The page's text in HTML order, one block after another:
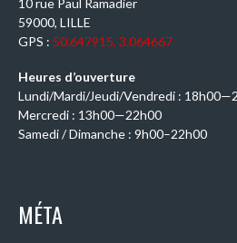
10 rue Paul Ramadier
59000, LILLE
GPS : 50.647915, 3.064667
Heures d’ouverture
Lundi/Mardi/Jeudi/Vendredi :
Mercredi : 13h00—22h00
Samedi / Dimanche : 9h00–22h00
MÉTA